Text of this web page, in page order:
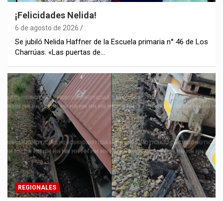
¡Felicidades Nelida!
6 de agosto de 2026
Se jubiló Nelida Haffner de la Escuela primaria n° 46 de Los
Charrúas. «Las puertas de…
REGIONALES